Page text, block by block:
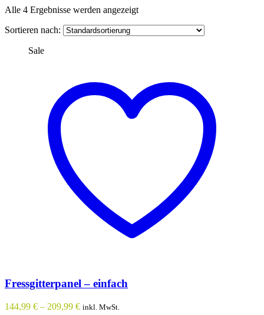
Alle 4 Ergebnisse werden angezeigt
Sortieren nach:
Sale
Fressgitterpanel – einfach
144,99 € – 209,99 € inkl. MwSt.